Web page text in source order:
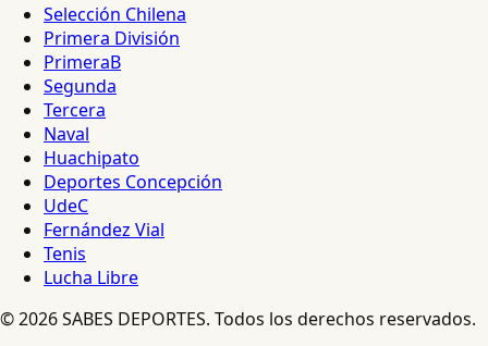
Selección Chilena
Primera División
PrimeraB
Segunda
Tercera
Naval
Huachipato
Deportes Concepción
UdeC
Fernández Vial
Tenis
Lucha Libre
© 2026 SABES DEPORTES. Todos los derechos reservados.